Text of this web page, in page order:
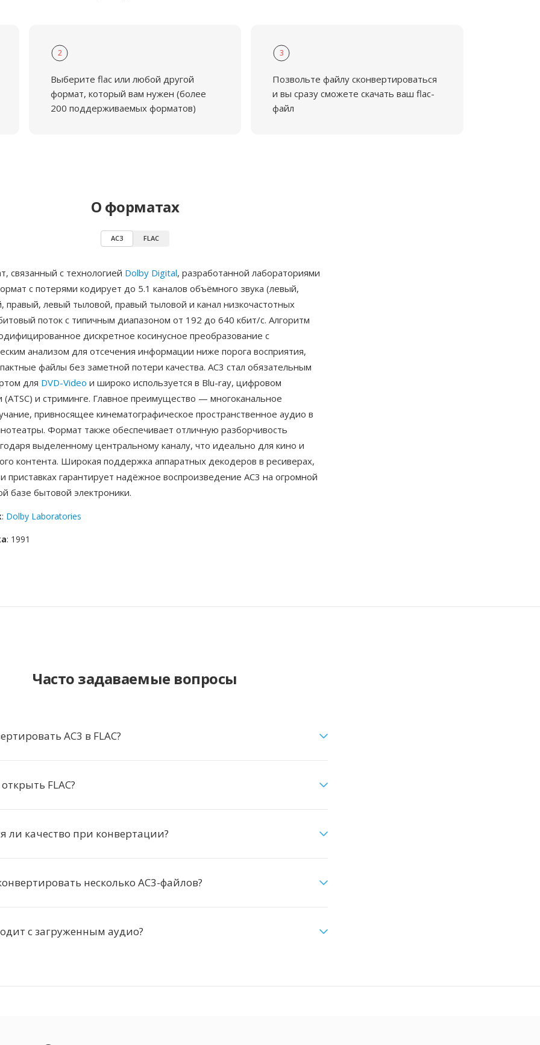
2
Выберите flac или любой другой
формат, который вам нужен (более
200 поддерживаемых форматов)
3
Позвольте файлу сконвертироваться
и вы сразу сможете скачать ваш flac-
файл
О форматах
AC3 FLAC
связанный с технологией Dolby Digital, разработанной лабораториями
с потерями кодирует до 5.1 каналов объёмного звука (левый,
правый, левый тыловой, правый тыловой и канал низкочастотных
поток с типичным диапазоном от 192 до 640 кбит/с. Алгоритм
дискретное косинусное преобразование с
анализом для отсечения информации ниже порога восприятия,
файлы без заметной потери качества. AC3 стал обязательным
для DVD-Video и широко используется в Blu-ray, цифровом
и стриминге. Главное преимущество — многоканальное
привносящее кинематографическое пространственное аудио в
Формат также обеспечивает отличную разборчивость
выделенному центральному каналу, что идеально для кино и
контента. Широкая поддержка аппаратных декодеров в ресиверах,
приставках гарантирует надёжное воспроизведение AC3 на огромной
базе бытовой электроники.
: Dolby Laboratories
: 1991
Часто задаваемые вопросы
AC3 в FLAC?
FLAC?
ли качество при конвертации?
несколько AC3-файлов?
с загруженным аудио?